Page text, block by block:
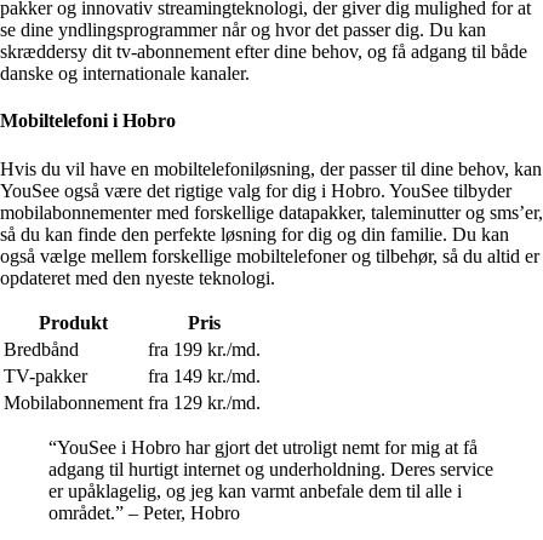
pakker og innovativ streamingteknologi, der giver dig mulighed for at
se dine yndlingsprogrammer når og hvor det passer dig. Du kan
skræddersy dit tv-abonnement efter dine behov, og få adgang til både
danske og internationale kanaler.
Mobiltelefoni i Hobro
Hvis du vil have en mobiltelefoniløsning, der passer til dine behov, kan
YouSee også være det rigtige valg for dig i Hobro. YouSee tilbyder
mobilabonnementer med forskellige datapakker, taleminutter og sms’er,
så du kan finde den perfekte løsning for dig og din familie. Du kan
også vælge mellem forskellige mobiltelefoner og tilbehør, så du altid er
opdateret med den nyeste teknologi.
Produkt
Pris
Bredbånd
fra 199 kr./md.
TV-pakker
fra 149 kr./md.
Mobilabonnement fra 129 kr./md.
“YouSee i Hobro har gjort det utroligt nemt for mig at få
adgang til hurtigt internet og underholdning. Deres service
er upåklagelig, og jeg kan varmt anbefale dem til alle i
området.” – Peter, Hobro